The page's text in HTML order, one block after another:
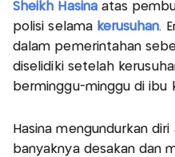
Sheikh Hasinaatas
polisi selama kerusuhan.
dalam pemerintahan
diselidiki setelah
berminggu-minggu di ibu
Hasina mengundurkan
banyaknya desakan dan